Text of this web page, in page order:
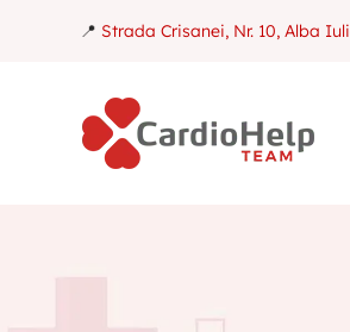
📍 Strada Crisanei, Nr. 10, Alba